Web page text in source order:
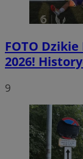
FOTO Dzikie
2026!
9